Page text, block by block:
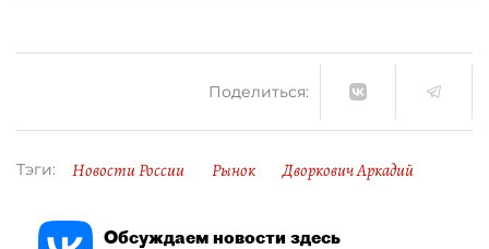
Поделиться:
Тэги: Новости России Рынок Дворкович Аркадий
Обсуждаем новости здесь